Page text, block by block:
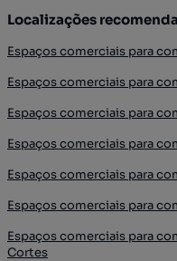
Localizações
Espaços comerciais para
Espaços comerciais para
Espaços comerciais para
Espaços comerciais para
Espaços comerciais para
Espaços comerciais para
Espaços comerciais para
Cortes